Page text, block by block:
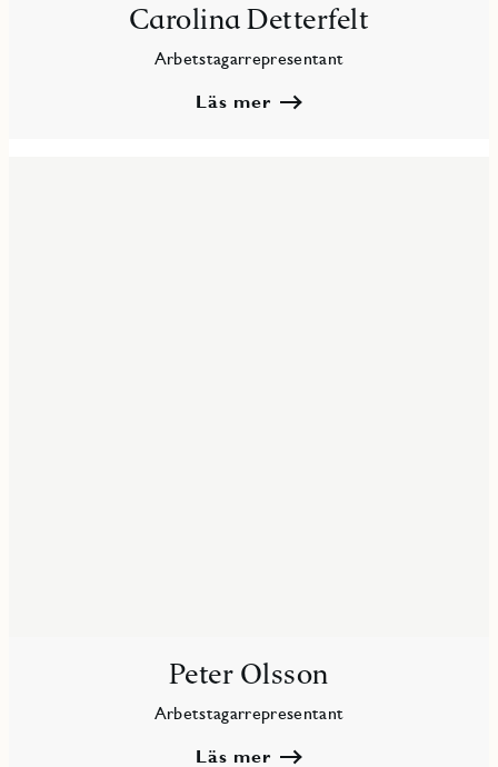
Carolina Detterfelt
Arbetstagarrepresentant
Läs mer
Peter Olsson
Arbetstagarrepresentant
Läs mer